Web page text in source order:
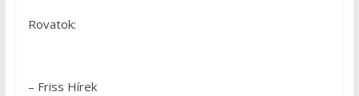
Rovatok:
– Friss Hírek